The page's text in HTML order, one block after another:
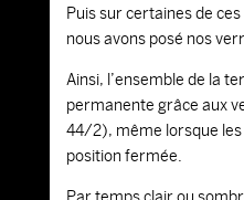
Puis sur certaines de
nous avons posé nos
Ainsi, l’ensemble de la
permanente grâce aux
44/2), même lorsque
position fermée.